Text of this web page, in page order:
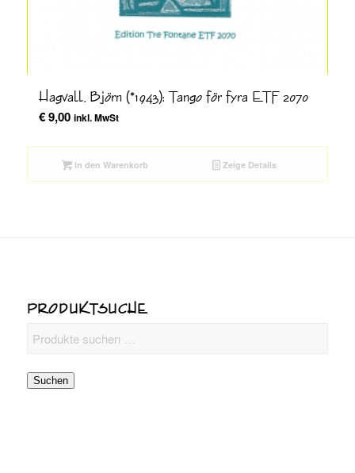
Hagvall, Björn (*1943): Tango för fyra ETF 2070
€9,00 inkl. MwSt
In den Warenkorb Zeige Details
PRODUKTSUCHE
Suchen